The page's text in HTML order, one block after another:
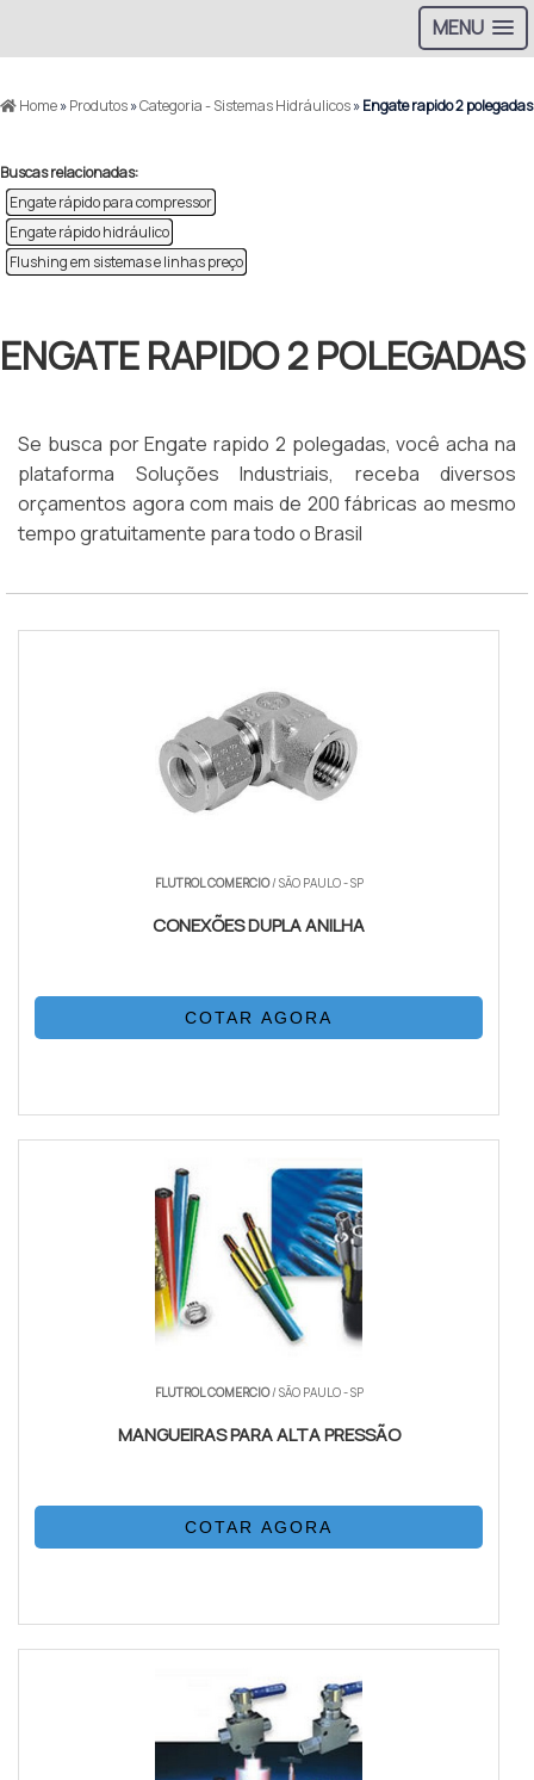
MENU
Home»Produtos»Categoria - Sistemas Hidráulicos»Engate rapido 2 polegadas
Buscas relacionadas:
Engate rápido para compressor
Engate rápido hidráulico
Flushing em sistemas e linhas preço
ENGATE RAPIDO 2 POLEGADAS
Se busca por Engate rapido 2 polegadas, você acha na
plataforma Soluções Industriais, receba diversos
orçamentos agora com mais de 200 fábricas ao mesmo
tempo gratuitamente para todo o Brasil
FLUTROL COMERCIO/ SÃO PAULO - SP
CONEXÕES DUPLA ANILHA
COTAR AGORA
FLUTROL COMERCIO/ SÃO PAULO - SP
MANGUEIRAS PARA ALTA PRESSÃO
COTAR AGORA